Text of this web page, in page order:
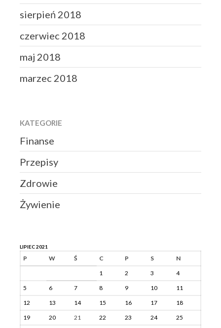
sierpień 2018
czerwiec 2018
maj 2018
marzec 2018
KATEGORIE
Finanse
Przepisy
Zdrowie
Żywienie
LIPIEC 2021
P W Ś C P S
N
1
2 3
4
5
6 7 8 9 10
11
12
13 14 15 16 17
18
19
20 21 22 23 24
25